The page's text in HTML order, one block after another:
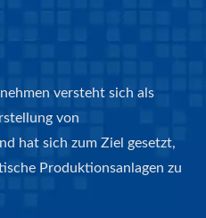
versteht sich als
von
hat sich zum Ziel gesetzt,
Produktionsanlagen zu